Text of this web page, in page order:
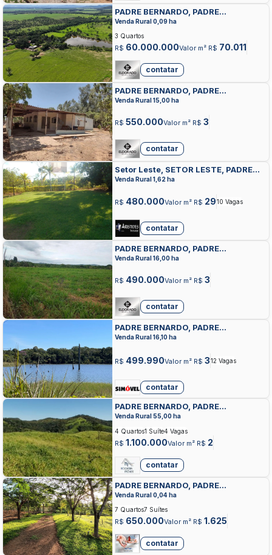
PADRE BERNARDO, PADRE
BERNARDO, PADRE BERNARDO
Venda Rural 0,09 ha
R$ 60.000.000Valor m² R$ 70.011
3 Quartos
contatar
PADRE BERNARDO, PADRE
BERNARDO, PADRE BERNARDO
Venda Rural 15,00 ha
R$ 550.000Valor m² R$ 3
contatar
Setor Leste, SETOR LESTE, PADRE
BERNARDO
Venda Rural 1,62 ha
R$ 480.000Valor m² R$ 2910 Vagas
contatar
PADRE BERNARDO, PADRE
BERNARDO, PADRE BERNARDO
Venda Rural 16,00 ha
R$ 490.000Valor m² R$ 3
contatar
PADRE BERNARDO, PADRE
BERNARDO, PADRE BERNARDO
Venda Rural 16,10 ha
R$ 499.990Valor m² R$ 312 Vagas
contatar
PADRE BERNARDO, PADRE
BERNARDO, PADRE BERNARDO
Venda Rural 55,00 ha
R$ 1.100.000Valor m² R$ 2
4 Quartos1 Suíte4 Vagas
contatar
PADRE BERNARDO, PADRE
BERNARDO, PADRE BERNARDO
Venda Rural 0,04 ha
R$ 650.000Valor m² R$ 1.625
7 Quartos7 Suítes
contatar